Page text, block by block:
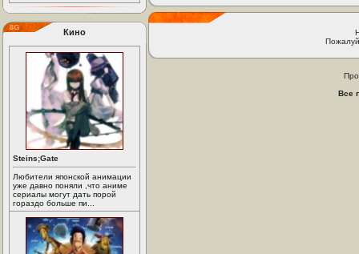
Кино
Steins;Gate
Любители японской анимации
уже давно поняли ,что аниме
сериалы могут дать порой
гораздо больше пи...
Все